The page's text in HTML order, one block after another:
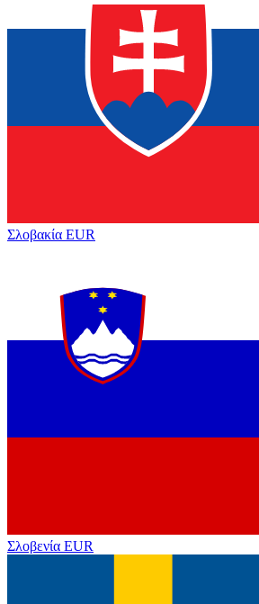
Σλοβακία EUR
Σλοβενία EUR